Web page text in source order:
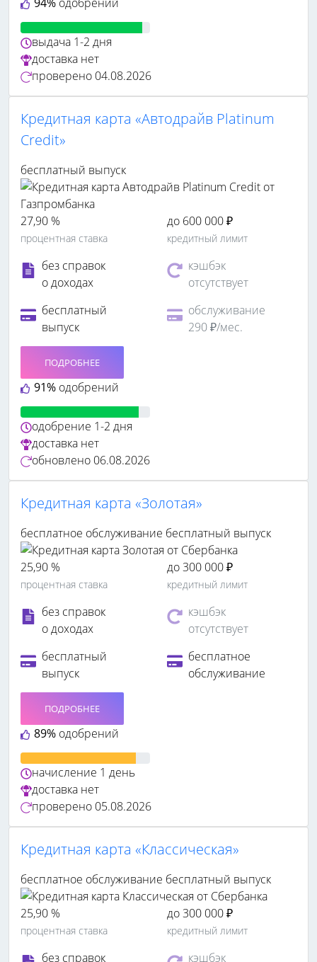
выдача 1-2 дня
доставка нет
проверено 04.08.2026
Кредитная карта «Автодрайв Platinum
Credit»
бесплатный выпуск
27,90 %
процентная ставка
до 600 000 ₽
кредитный лимит
без справок
о доходах
кэшбэк
отсутствует
бесплатный
выпуск
обслуживание
290 ₽/мес.
91% одобрений
ПОДРОБНЕЕ
одобрение 1-2 дня
доставка нет
обновлено 06.08.2026
Кредитная карта «Золотая»
бесплатное обслуживание бесплатный выпуск
25,90 %
процентная ставка
до 300 000 ₽
кредитный лимит
без справок
о доходах
кэшбэк
отсутствует
бесплатный
выпуск
бесплатное
обслуживание
89% одобрений
ПОДРОБНЕЕ
начисление 1 день
доставка нет
проверено 05.08.2026
Кредитная карта «Классическая»
бесплатное обслуживание бесплатный выпуск
25,90 %
процентная ставка
до 300 000 ₽
кредитный лимит
без справок кэшбэк